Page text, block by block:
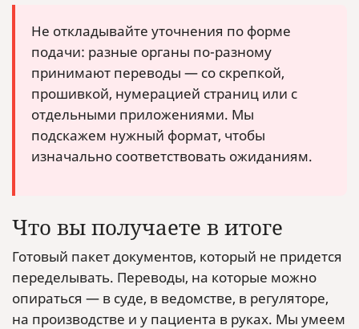
Не откладывайте уточнения по форме
подачи: разные органы по-разному
принимают переводы — со скрепкой,
прошивкой, нумерацией страниц или с
отдельными приложениями. Мы
подскажем нужный формат, чтобы
изначально соответствовать ожиданиям.
Что вы получаете в итоге
Готовый пакет документов, который не придется
переделывать. Переводы, на которые можно
опираться — в суде, в ведомстве, в регуляторе,
на производстве и у пациента в руках. Мы умеем